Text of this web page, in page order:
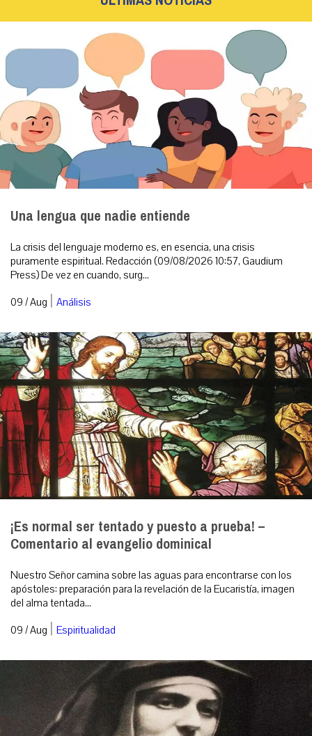
Una lengua que nadie entiende
La crisis del lenguaje moderno es, en esencia, una crisis
puramente espiritual. Redacción (09/08/2026 10:57, Gaudium
Press) De vez en cuando, surg...
09 / Aug | Análisis
¡Es normal ser tentado y puesto a prueba! –
Comentario al evangelio dominical
Nuestro Señor camina sobre las aguas para encontrarse con los
apóstoles: preparación para la revelación de la Eucaristía, imagen
del alma tentada...
09 / Aug | Espiritualidad